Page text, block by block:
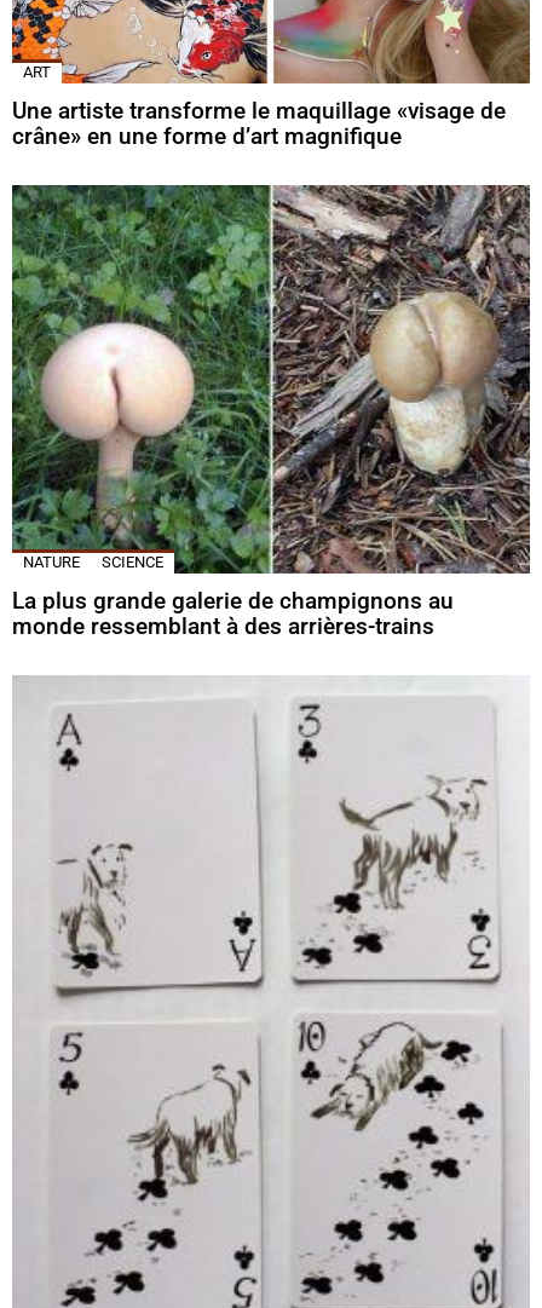
ART
Une artiste transforme le maquillage «visage de
crâne» en une forme d’art magnifique
NATURE SCIENCE
La plus grande galerie de champignons au
monde ressemblant à des arrières-trains